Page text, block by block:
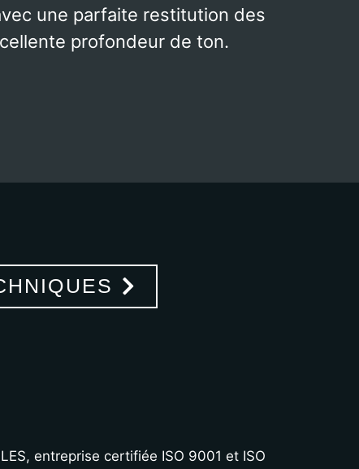
une parfaite restitution des
profondeur de ton.
entreprise certifiée ISO 9001 et ISO